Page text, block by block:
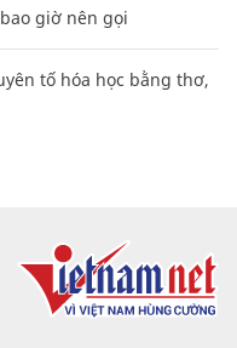
giờ nên gọi
tố hóa học bằng thơ,